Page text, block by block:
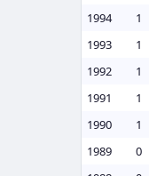
1994
1
1993
1
1992
1
1991
1
1990
1
1989
0